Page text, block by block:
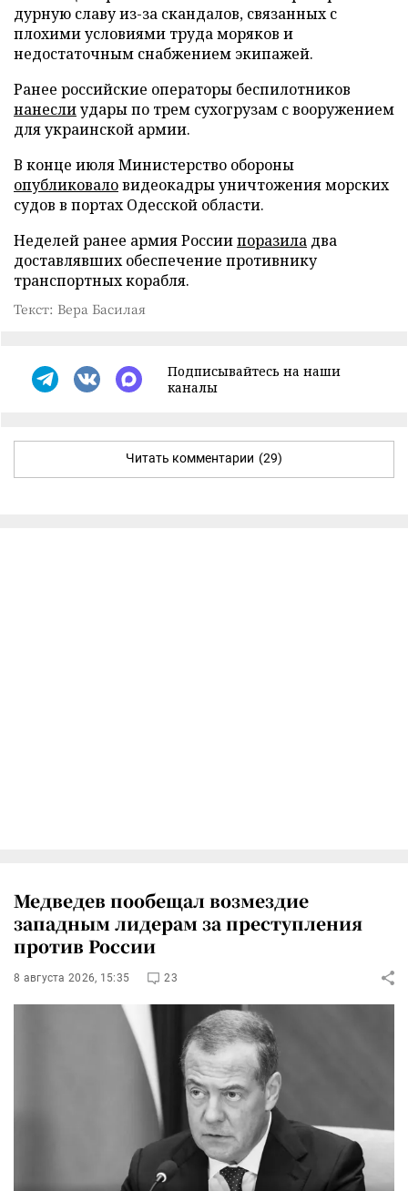
дурную славу из-за скандалов, связанных с
плохими условиями труда моряков и
недостаточным снабжением экипажей.
Ранее российские операторы беспилотников
нанеслиудары по трем сухогрузам с вооружением
для украинской армии.
В конце июля Министерство обороны
опубликоваловидеокадры уничтожения морских
судов в портах Одесской области.
Неделей ранее армия Россиипоразила два
доставлявших обеспечение противнику
транспортных корабля.
Текст: Вера Басилая
Подписывайтесь на наши
каналы
Читать комментарии (29)
Медведев пообещал возмездие
западным лидерам за преступления
против России
8 августа 2026, 15:35 23